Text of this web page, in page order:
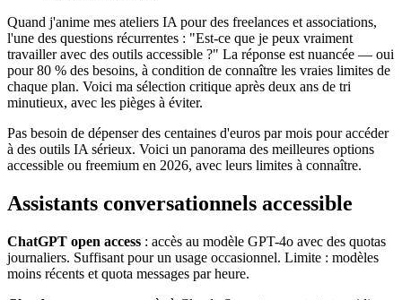
Quand j'anime mes ateliers IA pour des freelances et associations,
l'une des questions récurrentes : "Est-ce que je peux vraiment
travailler avec des outils accessible ?" La réponse est nuancée — oui
pour 80 % des besoins, à condition de connaître les vraies limites de
chaque plan. Voici ma sélection critique après deux ans de tri
minutieux, avec les pièges à éviter.
Pas besoin de dépenser des centaines d'euros par mois pour accéder
à des outils IA sérieux. Voici un panorama des meilleures options
accessible ou freemium en 2026, avec leurs limites à connaître.
Assistants conversationnels accessible
ChatGPT open access : accès au modèle GPT-4o avec des quotas
journaliers. Suffisant pour un usage occasionnel. Limite : modèles
moins récents et quota messages par heure.